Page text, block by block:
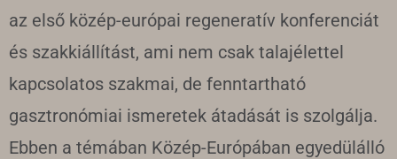
az első közép-európai regeneratív konferenciát
és szakkiállítást, ami nem csak talajélettel
kapcsolatos szakmai, de fenntartható
gasztronómiai ismeretek átadását is szolgálja.
Ebben a témában Közép-Európában egyedülálló